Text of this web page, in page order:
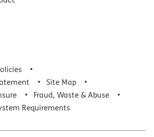
Site Map
Fraud, Waste & Abuse
Requirements